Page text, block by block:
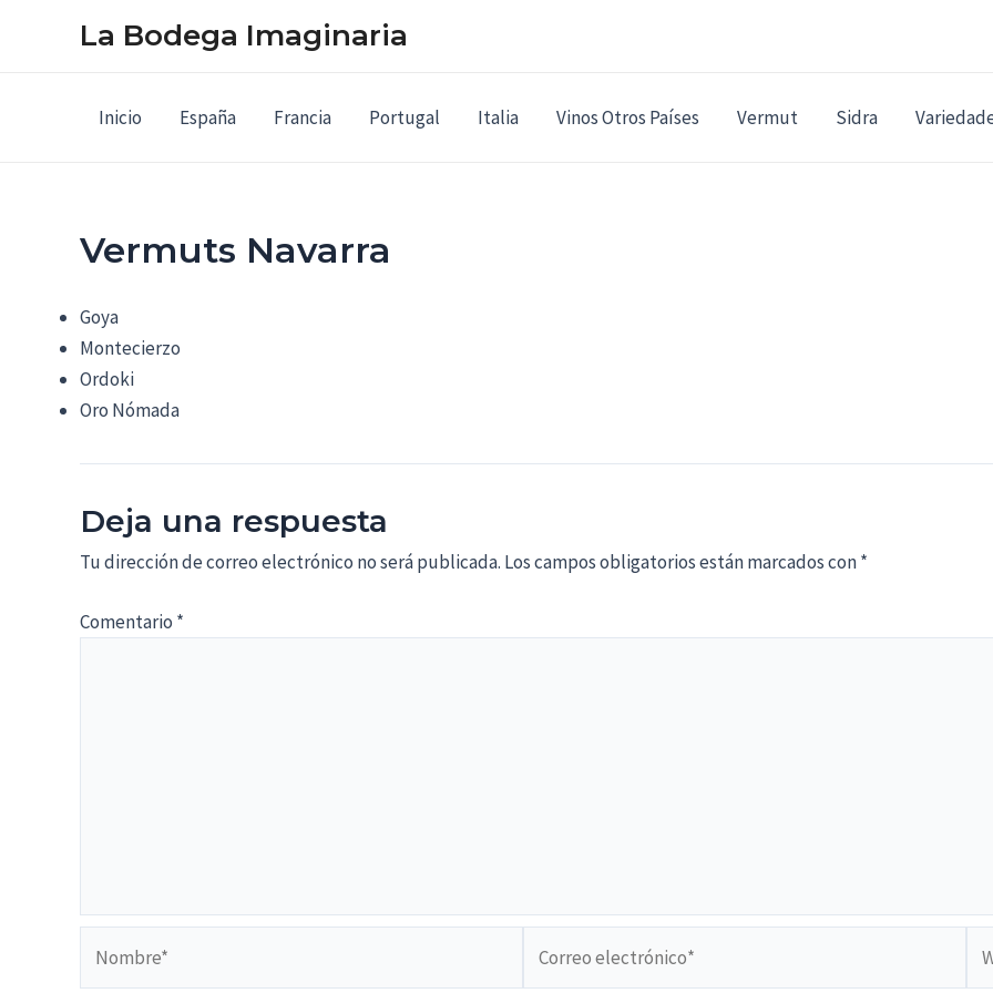
La Bodega Imaginaria
Inicio España Francia Portugal Italia Vinos Otros Países Vermut Sidra
Vermuts Navarra
Goya
Montecierzo
Ordoki
Oro Nómada
Deja una respuesta
Tu dirección de correo electrónico no será publicada. Los campos obligatorios están marcados con*
Comentario *
electrónico*